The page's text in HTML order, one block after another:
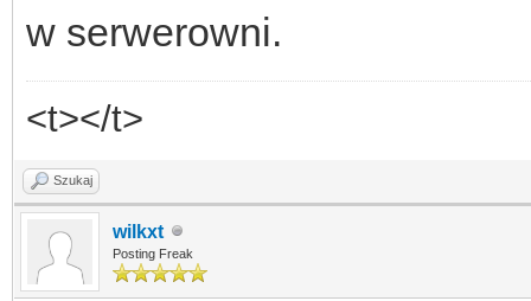
w serwerowni.
<t></t>
Szukaj
wilkxt
Posting Freak